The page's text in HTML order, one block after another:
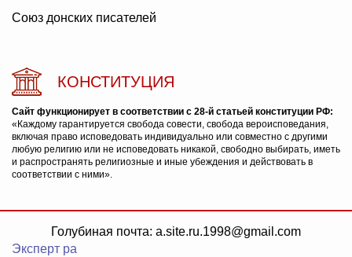
Союз донских писателей
КОНСТИТУЦИЯ
Сайт функционирует в соответствии с 28-й статьей конституции РФ:
«Каждому гарантируется свобода совести, свобода вероисповедания,
включая право исповедовать индивидуально или совместно с другими
любую религию или не исповедовать никакой, свободно выбирать, иметь
и распространять религиозные и иные убеждения и действовать в
соответствии с ними».
Голубиная почта: a.site.ru.1998@gmail.com
Эксперт ра